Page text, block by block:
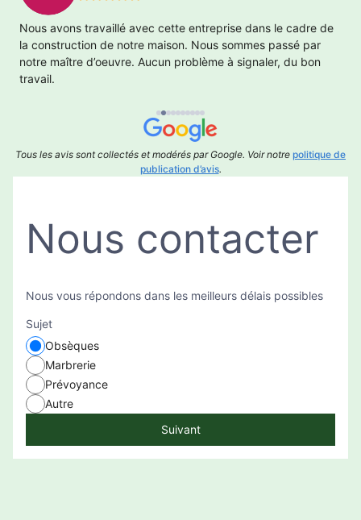
Nous avons travaillé avec cette entreprise dans le cadre de
la construction de notre maison. Nous sommes passé par
notre maître d’oeuvre. Aucun problème à signaler, du bon
travail.
Tous les avis sont collectés et modérés par Google. Voir notre politique de
publication d’avis.
Nous contacter
Nous vous répondons dans les meilleurs délais possibles
Sujet
Obsèques
Marbrerie
Prévoyance
Autre
Suivant